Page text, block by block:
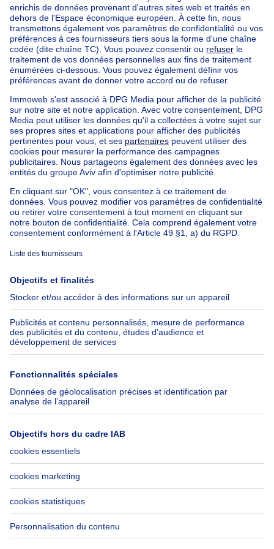
Acheter votre maison à Berchem-sainte-agathe
Nos maisons hors de la Belgique
Maison à vendre France
Maison à vendre Espagne
Maison à vendre Italie
Maison à vendre Luxembourg
Maison à vendre Pays-bas
Nos biens pas chèrsMaison à vendre pas cher
Appartements à louer pas cher
Nos biens à louer avec chambres
Appartement à vendre avec 3 chambres
Maison à vendre avec 3 chambres
Appartement à louer avec 3 chambres
Maison à louer avec 3 chambres
Appartement à louer avec 3 chambres Bruxelles-ville
Immoweb
Presse
Emplois
Groupe Axel Springer
SeLoger.com
Immowelt.de
Belfius
Assurances
Check-list déménagement
Aide
FAQ
Accessibilité
Contactez-nous
Suivez-nous
LinkedIn
Immoweb SA © 2026 - Tous droits réservés
Conditions d'utilisation Gestion des cookies
Vie privée
Règles de fonctionnement et de classement